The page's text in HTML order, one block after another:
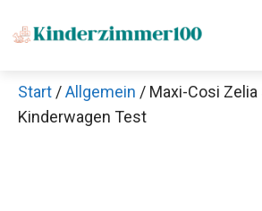
Inhalt
Start /Allgemein / Maxi-Cosi Zelia
Kinderwagen Test